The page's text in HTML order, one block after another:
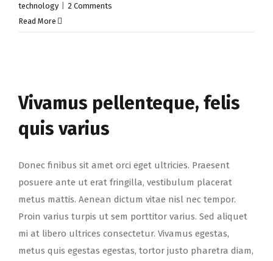
technology
2 Comments
Read More
Vivamus pellenteque, felis
quis varius
Donec finibus sit amet orci eget ultricies. Praesent
posuere ante ut erat fringilla, vestibulum placerat
metus mattis. Aenean dictum vitae nisl nec tempor.
Proin varius turpis ut sem porttitor varius. Sed aliquet
mi at libero ultrices consectetur. Vivamus egestas,
metus quis egestas egestas, tortor justo pharetra diam,